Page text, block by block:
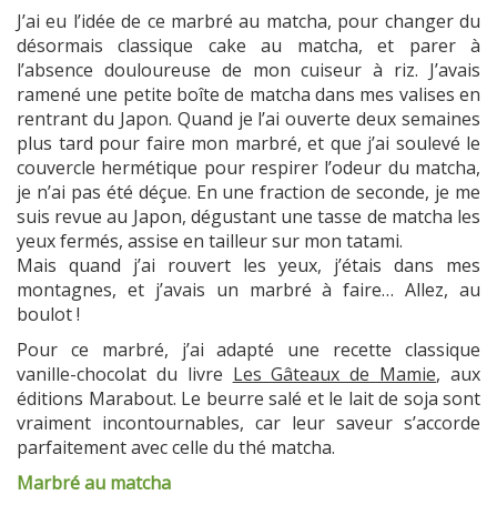
J’ai eu l’idée de ce marbré au matcha, pour changer du
désormais classique cake au matcha, et parer à
l’absence douloureuse de mon cuiseur à riz. J’avais
ramené une petite boîte de matcha dans mes valises en
rentrant du Japon. Quand je l’ai ouverte deux semaines
plus tard pour faire mon marbré, et que j’ai soulevé le
couvercle hermétique pour respirer l’odeur du matcha,
je n’ai pas été déçue. En une fraction de seconde, je me
suis revue au Japon, dégustant une tasse de matcha les
yeux fermés, assise en tailleur sur mon tatami.
Mais quand j’ai rouvert les yeux, j’étais dans mes
montagnes, et j’avais un marbré à faire… Allez, au
boulot !
Pour ce marbré, j’ai adapté une recette classique
vanille-chocolat du livre Les Gâteaux de Mamie, aux
éditions Marabout. Le beurre salé et le lait de soja sont
vraiment incontournables, car leur saveur s’accorde
parfaitement avec celle du thé matcha.
Marbré au matcha